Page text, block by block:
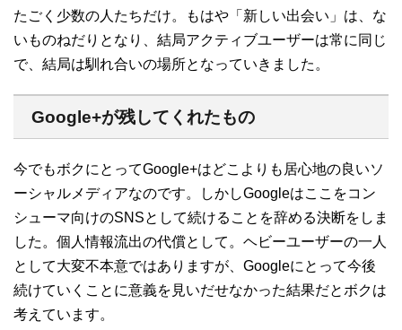
たごく少数の人たちだけ。もはや「新しい出会い」は、な
いものねだりとなり、結局アクティブユーザーは常に同じ
で、結局は馴れ合いの場所となっていきました。
Google+が残してくれたもの
今でもボクにとってGoogle+はどこよりも居心地の良いソ
ーシャルメディアなのです。しかしGoogleはここをコン
シューマ向けのSNSとして続けることを辞める決断をしま
した。個人情報流出の代償として。ヘビーユーザーの一人
として大変不本意ではありますが、Googleにとって今後
続けていくことに意義を見いだせなかった結果だとボクは
考えています。